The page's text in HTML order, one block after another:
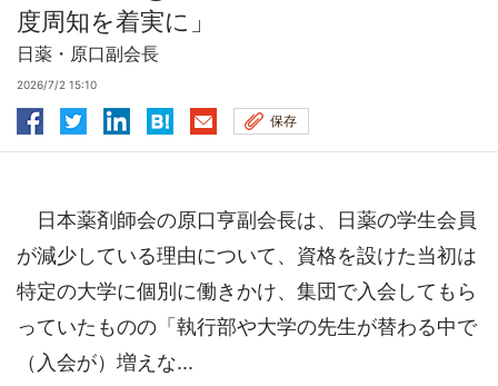
度周知を着実に」
日薬・原口副会長
2026/7/2 15:10
保存
日本薬剤師会の原口亨副会長は、日薬の学生会員
が減少している理由について、資格を設けた当初は
特定の大学に個別に働きかけ、集団で入会してもら
っていたものの「執行部や大学の先生が替わる中で
（入会が）増えな...